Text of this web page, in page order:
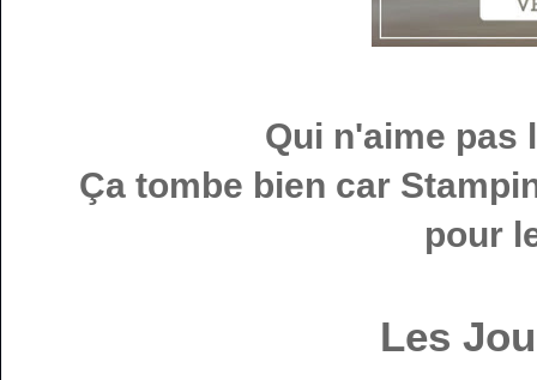
Qui n'aime pas
Ça tombe bien car
pour
Les